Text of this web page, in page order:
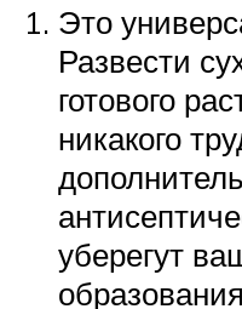
Это
Развести
готового
никакого
уберегут